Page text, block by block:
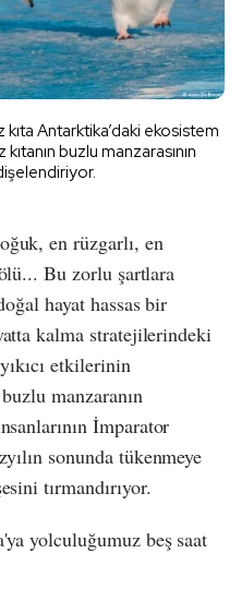
Antarktika’daki ekosistem
buzlu manzarasının
en rüzgarlı, en
Bu zorlu şartlara
hayat hassas bir
kalma stratejilerindeki
etkilerinin
manzaranın
İmparator
sonunda tükenmeye
tırmandırıyor.
yolculuğumuz beş saat